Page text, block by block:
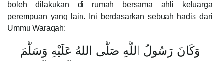
boleh dilakukan di rumah bersama ahli keluarga
perempuan yang lain. Ini berdasarkan sebuah hadis dari
Ummu Waraqah:
وَكَانَ رَسُولُ اللَّهِ صَلَّى اللهُ عَلَيْهِ وَسَلَّمَ